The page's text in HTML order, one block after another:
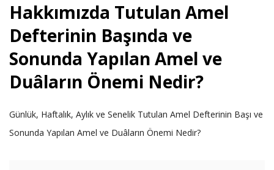
Hakkımızda Tutulan Amel
Defterinin Başında ve
Sonunda Yapılan Amel ve
Duâların Önemi Nedir?
Günlük, Haftalık, Aylık ve Senelik Tutulan Amel Defterinin Başı ve
Sonunda Yapılan Amel ve Duâların Önemi Nedir?